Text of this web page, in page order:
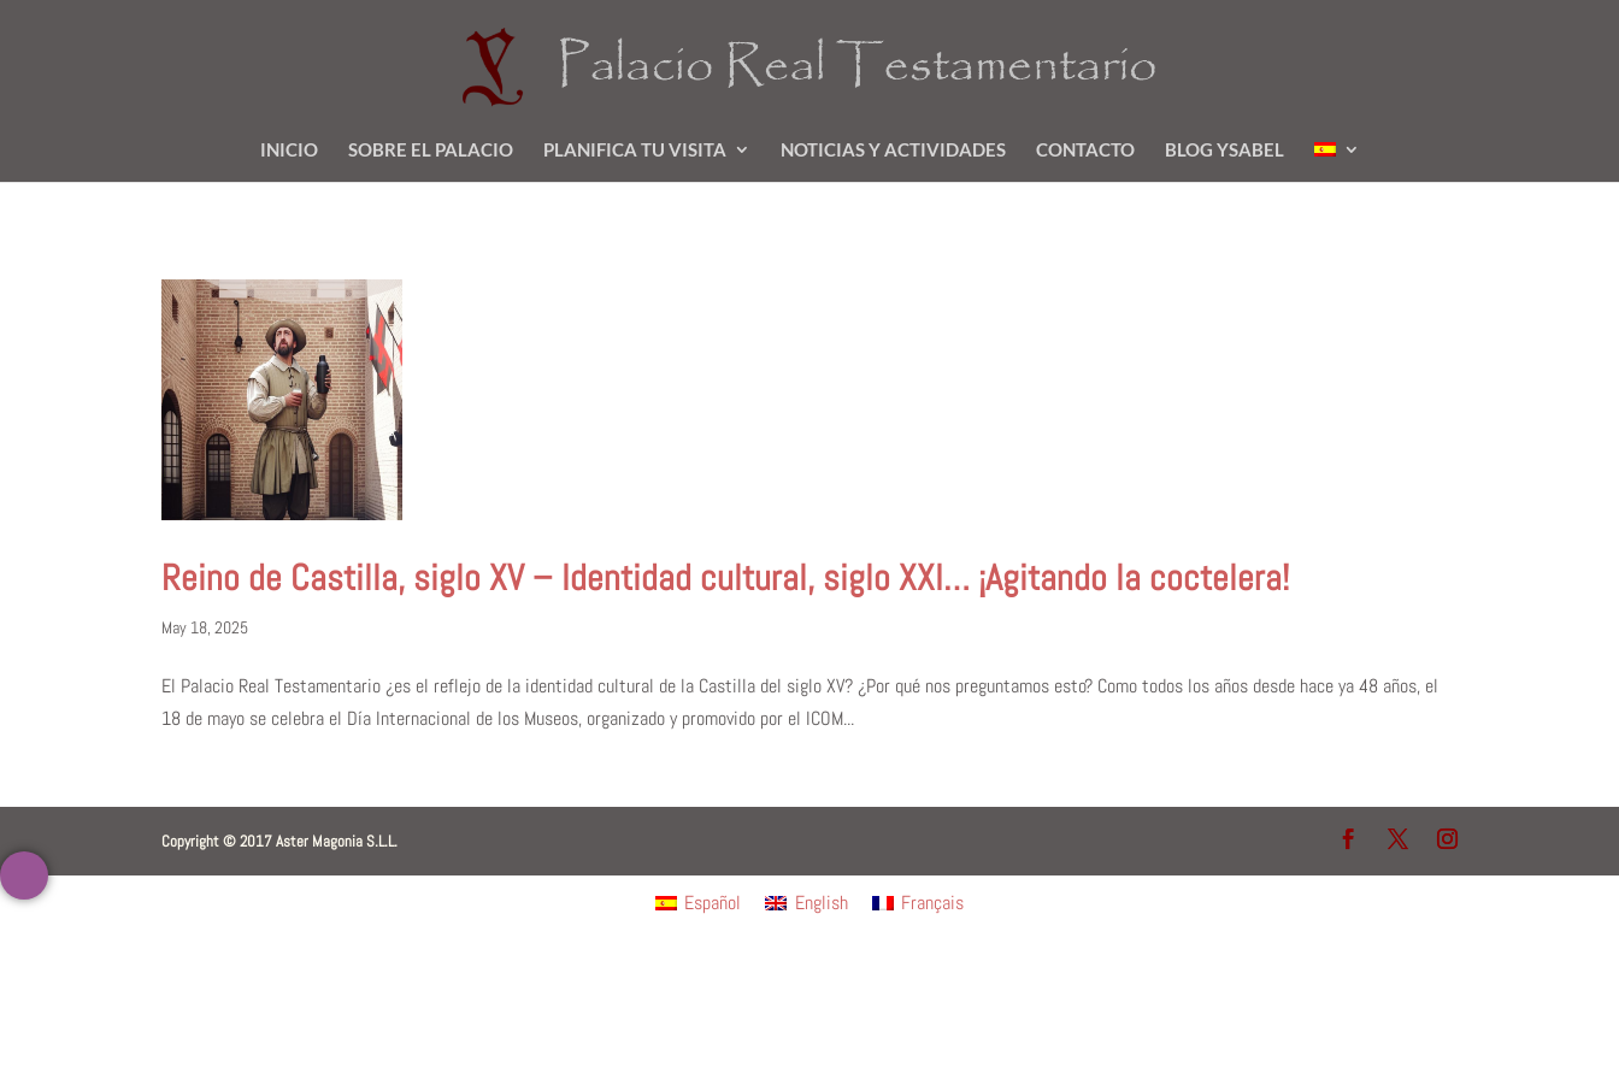
INICIO SOBRE EL PALACIO PLANIFICA TU VISITA NOTICIAS Y ACTIVIDADES CONTACTO BLOG YSABEL
Reino de Castilla, siglo XV – Identidad cultural, siglo XXI… ¡Agitando la coctelera!
May 18, 2025
El Palacio Real Testamentario ¿es el reflejo de la identidad cultural de la Castilla del siglo XV? ¿Por qué nos preguntamos esto? Como todos los años desde hace ya 48 años, el
18 de mayo se celebra el Día Internacional de los Museos, organizado y promovido por el ICOM...
Copyright © 2017 Aster Magonia S.L.L.
Español English Français